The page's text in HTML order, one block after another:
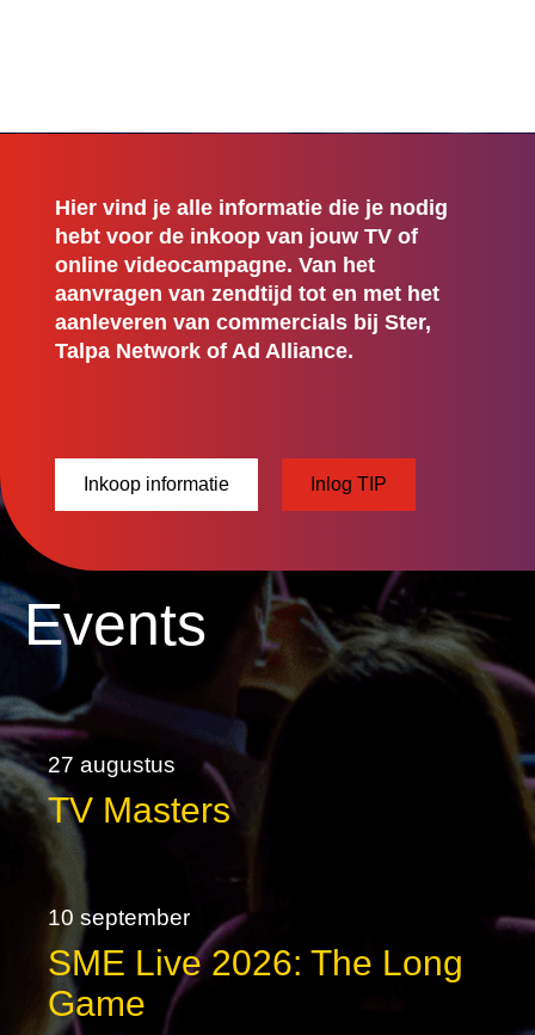
Hier vind je alle informatie die je nodig
hebt voor de inkoop van jouw TV of
online videocampagne. Van het
aanvragen van zendtijd tot en met het
aanleveren van commercials bij Ster,
Talpa Network of Ad Alliance.
Inkoop informatie Inlog TIP
Events
27 augustus
TV Masters
10 september
SME Live 2026: The Long
Game